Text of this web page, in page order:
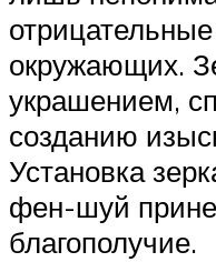
окружающих.
украшением,
созданию
Установка
фен-шуй
благополучие.